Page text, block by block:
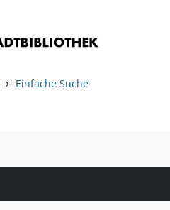
› Einfache Suche